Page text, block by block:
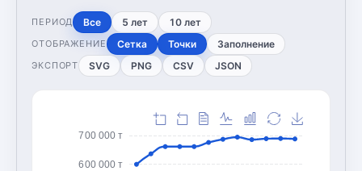
ПЕРИОД Все 5 лет 10 лет
ОТОБРАЖЕНИЕ Сетка Точки Заполнение
ЭКСПОРТ SVG PNG CSV JSON
600 000 т
700 000 т